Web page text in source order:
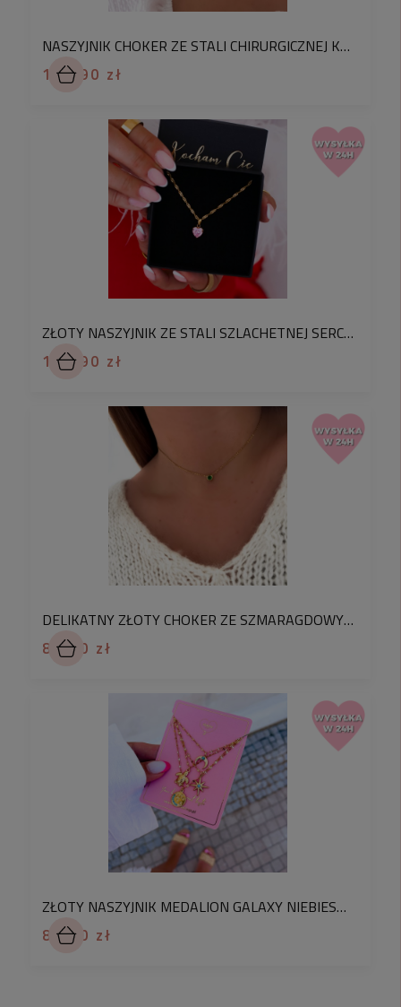
NASZYJNIK CHOKER ZE STALI CHIRURGICZNEJ KRYSZTAŁKI BIAŁE
102,90 zł
ZŁOTY NASZYJNIK ZE STALI SZLACHETNEJ SERCE KRYSZTAŁEK KOLOR RÓŻOWY
102,90 zł
DELIKATNY ZŁOTY CHOKER ZE SZMARAGDOWYM KRYSZTAŁKIEM STAL CHIRURGICZNA
82,90 zł
ZŁOTY NASZYJNIK MEDALION GALAXY NIEBIESKIE KRYSZTAŁKI ZE STALI CHIRURGICZNEJ
84,90 zł